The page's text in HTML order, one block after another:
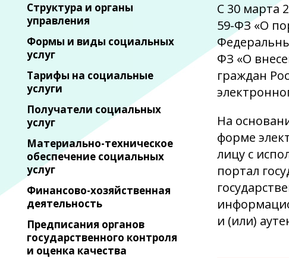
Структура и органы
управления
Формы и виды социальных
услуг
Тарифы на социальные
услуги
Получатели социальных
услуг
Материально-техническое
обеспечение социальных
услуг
Финансово-хозяйственная
деятельность
Предписания органов
государственного контроля
и оценка качества
С 30 марта
59-ФЗ «О
ФЗ «О
граждан
На
форме
лицу с
портал
и (или)